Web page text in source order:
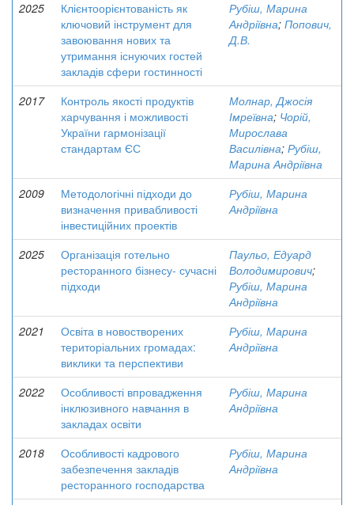
2025
Клієнтоорієнтованість як
ключовий інструмент для
завоювання нових та
утримання існуючих гостей
закладів сфери гостинності
Рубіш, Марина
Андріївна; Попович,
Д.В.
2017
Контроль якості продуктів
харчування і можливості
України гармонізації
стандартам ЄС
Молнар, Джосія
Імреївна; Чорій,
Мирослава
Василівна; Рубіш,
Марина Андріївна
2009
Методологічні підходи до
визначення привабливості
інвестиційних проектів
Рубіш, Марина
Андріївна
2025
Організація готельно
ресторанного бізнесу- сучасні
підходи
Паульо, Едуард
Володимирович;
Рубіш, Марина
Андріївна
2021
Освіта в новостворених
територіальних громадах:
виклики та перспективи
Рубіш, Марина
Андріївна
2022
Особливості впровадження
інклюзивного навчання в
закладах освіти
Рубіш, Марина
Андріївна
2018
Особливості кадрового
забезпечення закладів
ресторанного господарства
Рубіш, Марина
Андріївна